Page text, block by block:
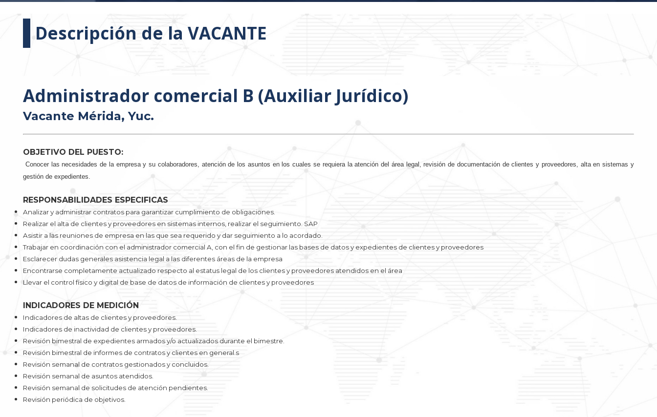
Descripción de la VACANTE
Administrador comercial B (Auxiliar Jurídico)
Vacante Mérida, Yuc.
OBJETIVO DEL PUESTO:
Conocer las necesidades de la empresa y su colaboradores, atención de los asuntos en los cuales se requiera la atención del área legal, revisión de documentación de clientes y proveedores, alta en sistemas y
gestión de expedientes.
RESPONSABILIDADES ESPECIFICAS
Analizar y administrar contratos para garantizar cumplimiento de obligaciones.
Realizar el alta de clientes y proveedores en sistemas internos, realizar el seguimiento. SAP
Asistir a las reuniones de empresa en las que sea requerido y dar seguimiento a lo acordado.
Trabajar en coordinación con el administrador comercial A, con el fin de gestionar las bases de datos y expedientes de clientes y proveedores
Esclarecer dudas generales asistencia legal a las diferentes áreas de la empresa
Encontrarse completamente actualizado respecto al estatus legal de los clientes y proveedores atendidos en el área
Llevar el control físico y digital de base de datos de información de clientes y proveedores
INDICADORES DE MEDICIÓN
Indicadores de altas de clientes y proveedores.
Indicadores de inactividad de clientes y proveedores.
Revisión bimestral de expedientes armados y/o actualizados durante el bimestre.
Revisión bimestral de informes de contratos y clientes en general.s
Revisión semanal de contratos gestionados y concluidos.
Revisión semanal de asuntos atendidos.
Revisión semanal de solicitudes de atención pendientes.
Revisión periódica de objetivos.